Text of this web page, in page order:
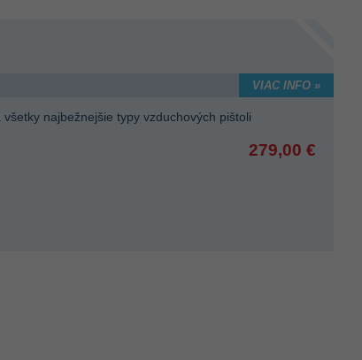
VIAC INFO »
najbežnejšie typy vzduchových pištoli
279,00 €